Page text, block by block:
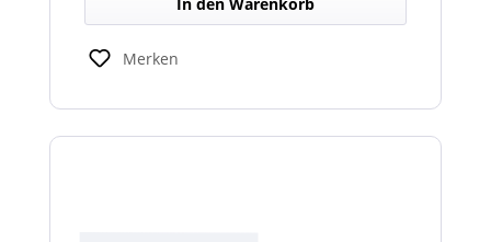
Sonderfahrzeugen. Balkenbreiten mit
Scheinwerfermodulen können geringfügig
von den angegebenen Standardbreiten
abweichen. Modelle mit nur 2
auch ein weißes Mittelteil (beleuchtet oder
Merken